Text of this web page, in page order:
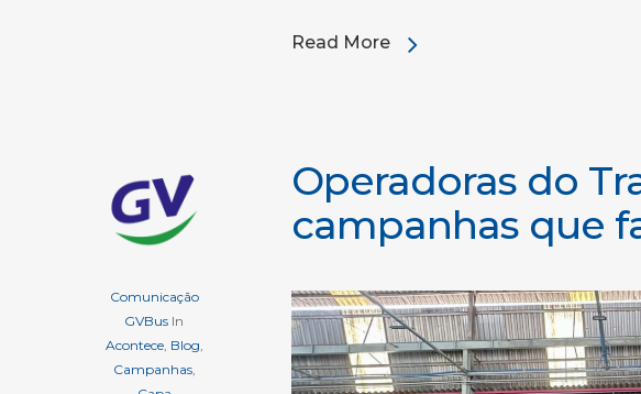
Read More
Comunicação
GVBus In
Acontece, Blog,
Campanhas,
Operadoras do
campanhas que